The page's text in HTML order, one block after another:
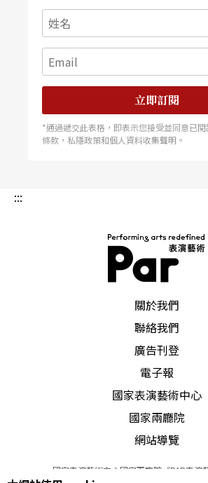
立即訂閱
*通過遞交此表格，即表示您接受並同意已
條款，私隱政策和個人資料收集聲明。
:::
關於我們
聯絡我們
廣告刊登
電子報
國家表演藝術中心
國家兩廳院
網站導覽
國家表演藝術中心國家兩廳院《PAR表演